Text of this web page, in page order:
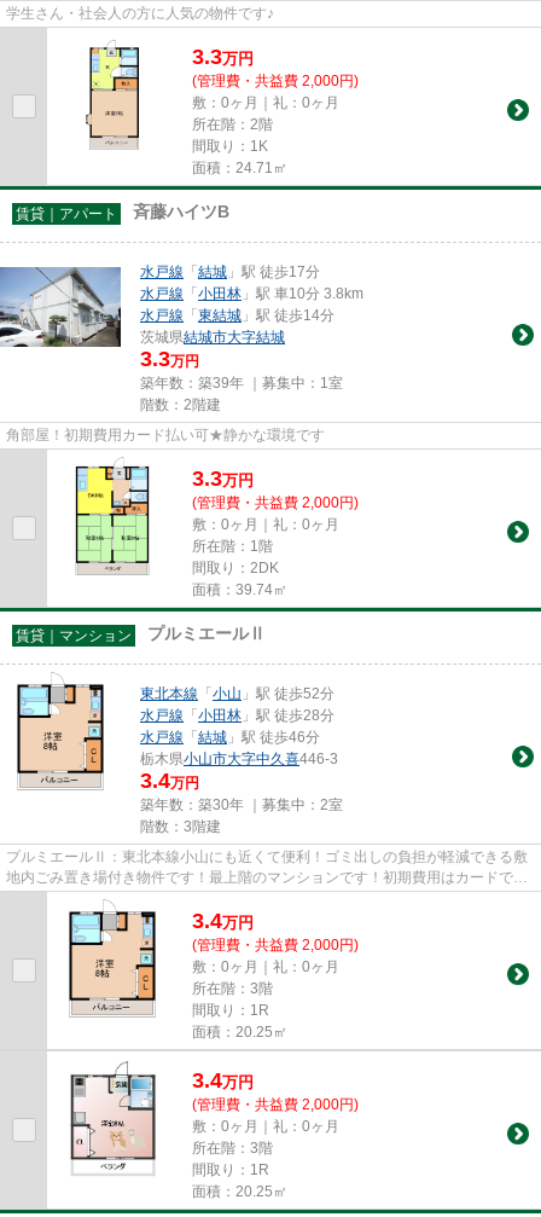
学生さん・社会人の方に人気の物件です♪
3.3万円
(管理費・共益費 2,000円)
敷：0ヶ月｜礼：0ヶ月
所在階：2階
間取り：1K
面積：24.71㎡
賃貸｜アパート 斉藤ハイツB
水戸線 「結城 」駅 徒歩17分
水戸線 「小田林 」駅 車10分 3.8km
水戸線 「東結城 」駅 徒歩14分
茨城県結城市大字結城
3.3万円
築年数：築39年 ｜募集中： 1室
階数：2階建
角部屋！初期費用カード払い可★静かな環境です
3.3万円
(管理費・共益費 2,000円)
敷：0ヶ月｜礼：0ヶ月
所在階：1階
間取り：2DK
面積：39.74㎡
賃貸｜マンション プルミエールⅡ
東北本線 「小山 」駅 徒歩52分
水戸線 「小田林 」駅 徒歩28分
水戸線 「結城 」駅 徒歩46分
栃木県小山市大字中久喜446-3
3.4万円
築年数：築30年 ｜募集中： 2室
階数：3階建
プルミエールⅡ：東北本線小山にも近くて便利！ゴミ出しの負担が軽減できる敷
地内ごみ置き場付き物件です！最上階のマンションです！初期費用はカードで決
済いただけます！小山市エリア...
3.4万円
(管理費・共益費 2,000円)
敷：0ヶ月｜礼：0ヶ月
所在階：3階
間取り：1R
面積：20.25㎡
3.4万円
(管理費・共益費 2,000円)
敷：0ヶ月｜礼：0ヶ月
所在階：3階
間取り：1R
面積：20.25㎡